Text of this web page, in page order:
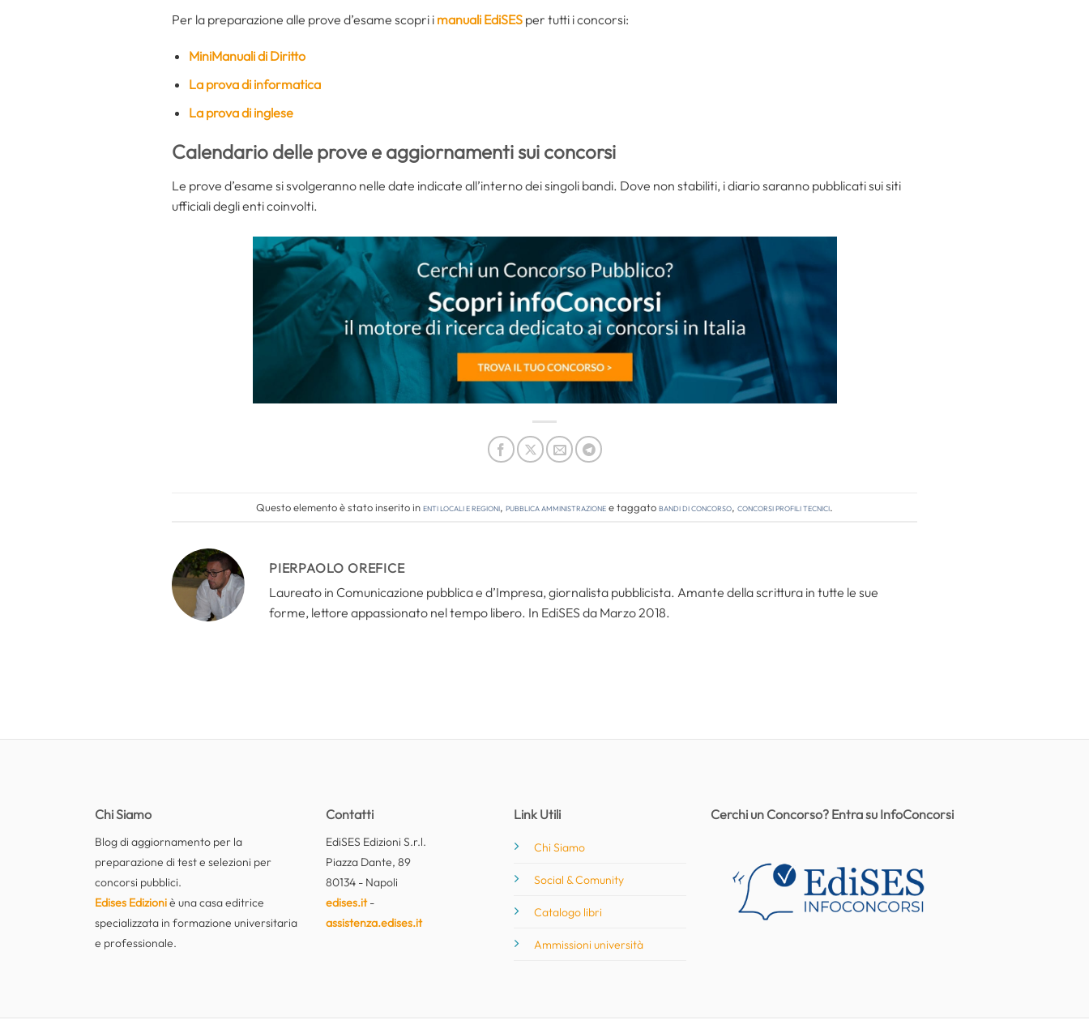
Per la preparazione alle prove d’esame scopri i manuali EdiSES per tutti i concorsi:
MiniManuali di Diritto
La prova di informatica
La prova di inglese
Calendario delle prove e aggiornamenti sui concorsi
Le prove d’esame si svolgeranno nelle date indicate all’interno dei singoli bandi. Dove non stabiliti, i diario saranno pubblicati sui siti
ufficiali degli enti coinvolti.
Questo elemento è stato inserito inEnti locali e regioni, Pubblica amministrazionee taggatobandi di concorso, concorsi profili tecnici.
PIERPAOLO OREFICE
Laureato in Comunicazione pubblica e d’Impresa, giornalista pubblicista. Amante della scrittura in tutte le sue
forme, lettore appassionato nel tempo libero. In EdiSES da Marzo 2018.
Chi Siamo
Blog di aggiornamento per la
preparazione di test e selezioni per
concorsi pubblici.
Edises Edizioniè una casa editrice
specializzata in formazione universitaria
e professionale.
Contatti
EdiSES Edizioni S.r.l.
Piazza Dante, 89
80134 - Napoli
edises.it-
assistenza.edises.it
Link Utili
Chi Siamo
Social & Comunity
Catalogo libri
Ammissioni università
Cerchi un Concorso? Entra su InfoConcorsi